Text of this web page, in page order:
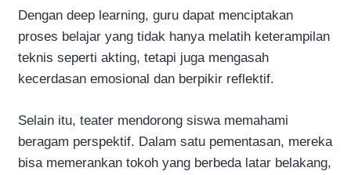
Dengan deep learning, guru dapat menciptakan
proses belajar yang tidak hanya melatih keterampilan
teknis seperti akting, tetapi juga mengasah
kecerdasan emosional dan berpikir reflektif.
Selain itu, teater mendorong siswa memahami
beragam perspektif. Dalam satu pementasan, mereka
bisa memerankan tokoh yang berbeda latar belakang,